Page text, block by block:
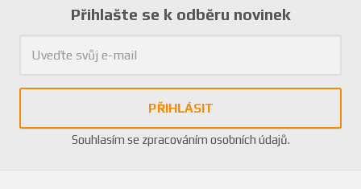
Přihlašte se k odběru novinek
PŘIHLÁSIT
Souhlasím se zpracováním osobních údajů.